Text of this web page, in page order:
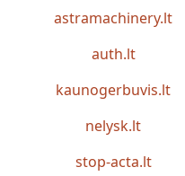
astramachinery.lt
auth.lt
kaunogerbuvis.lt
nelysk.lt
stop-acta.lt